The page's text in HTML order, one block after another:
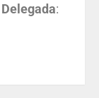
Delegada: